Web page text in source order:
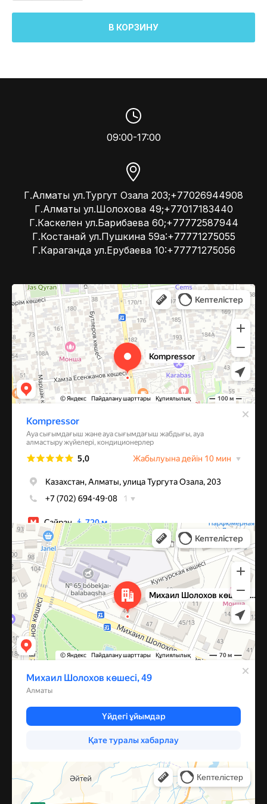
В КОРЗИНУ
09:00-17:00
Г.Алматы ул.Тургут Озала 203;+77026944908
Г.Алматы ул.Шолохова 49;+77017183440
Г.Каскелен ул.Барибаева 60;+77772587944
Г.Костанай ул.Пушкина 59а:+77771275055
Г.Караганда ул.Ерубаева 10:+77771275056
Kompressor
Компрессоры и компрессорное оборудование в Алматы
Системы вентиляции в Алматы
Алматы
Улица Михаила Шолохова, 49 — Яндекс Карты
Улица Барибаева, 60 — Яндекс Карты